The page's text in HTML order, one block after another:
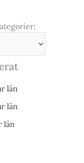
län
län
län